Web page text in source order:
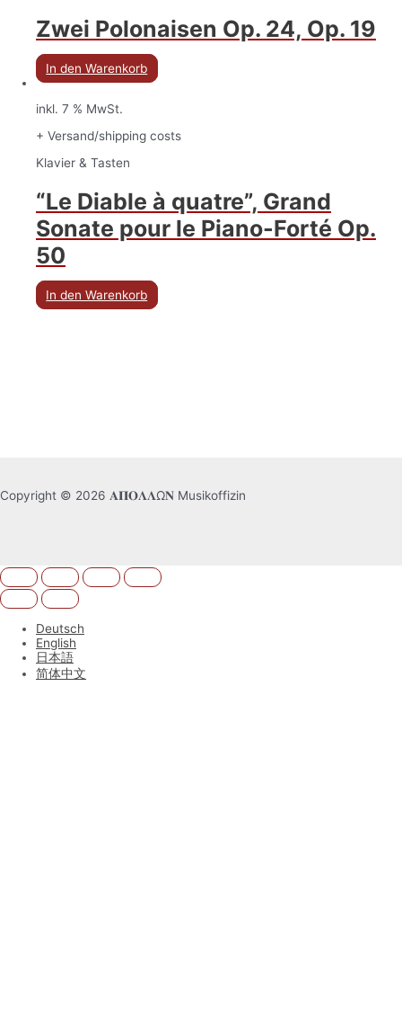
Zwei Polonaisen Op. 24, Op. 19
In den Warenkorb
inkl. 7 % MwSt.
+ Versand/shipping costs
Klavier & Tasten
“Le Diable à quatre”, Grand
Sonate pour le Piano-Forté Op.
50
In den Warenkorb
Copyright © 2026 𝚨𝚷𝚶𝚲𝚲Ω𝚴 Musikoffizin
Deutsch
English
日本語
简体中文